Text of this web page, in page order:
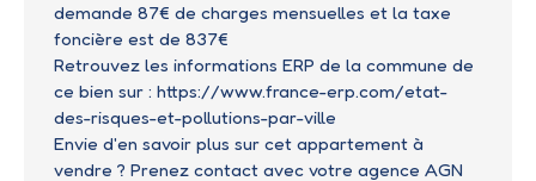
demande 87€ de charges mensuelles et la taxe
foncière est de 837€
Retrouvez les informations ERP de la commune de
ce bien sur : https://www.france-erp.com/etat-
des-risques-et-pollutions-par-ville
Envie d'en savoir plus sur cet appartement à
vendre ? Prenez contact avec votre agence AGN